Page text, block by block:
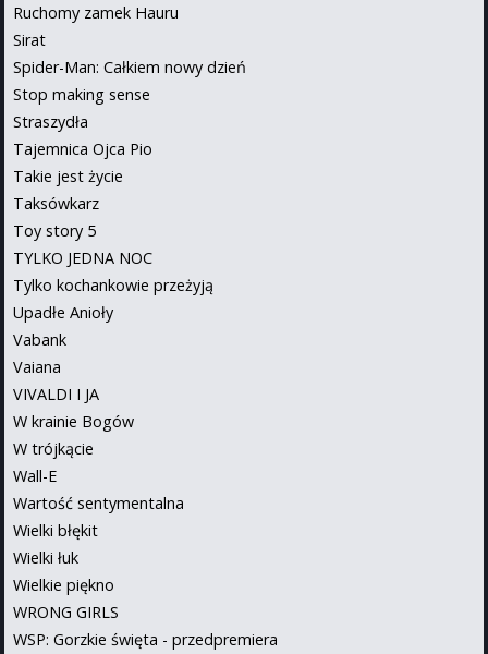
Ruchomy zamek Hauru
Sirat
Spider-Man: Całkiem nowy dzień
Stop making sense
Straszydła
Tajemnica Ojca Pio
Takie jest życie
Taksówkarz
Toy story 5
TYLKO JEDNA NOC
Tylko kochankowie przeżyją
Upadłe Anioły
Vabank
Vaiana
VIVALDI I JA
W krainie Bogów
W trójkącie
Wall-E
Wartość sentymentalna
Wielki błękit
Wielki łuk
Wielkie piękno
WRONG GIRLS
WSP: Gorzkie święta - przedpremiera